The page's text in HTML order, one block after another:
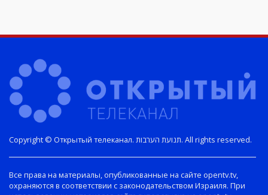
Copyright © Открытый телеканал. תנועת הערבות. All rights reserved.
Все права на материалы, опубликованные на сайте opentv.tv,
охраняются в соответствии с законодательством Израиля. При